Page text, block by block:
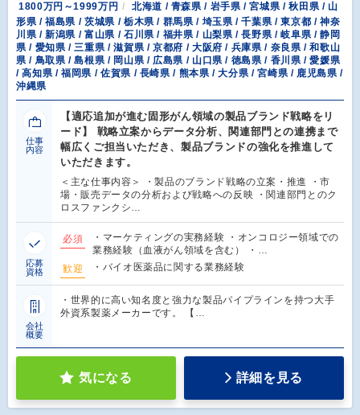
1800万円～1999万円
北海道 / 青森県 / 岩手県 / 宮城県 / 秋田県 / 山
形県 / 福島県 / 茨城県 / 栃木県 / 群馬県 / 埼玉県 / 千葉県 / 東京都 / 神奈
川県 / 新潟県 / 富山県 / 石川県 / 福井県 / 山梨県 / 長野県 / 岐阜県 / 静岡
県 / 愛知県 / 三重県 / 滋賀県 / 京都府 / 大阪府 / 兵庫県 / 奈良県 / 和歌山
県 / 鳥取県 / 島根県 / 岡山県 / 広島県 / 山口県 / 徳島県 / 香川県 / 愛媛県
/ 高知県 / 福岡県 / 佐賀県 / 長崎県 / 熊本県 / 大分県 / 宮崎県 / 鹿児島県 /
沖縄県
仕事
内容
【適応追加が進む固形がん領域の製品ブランド戦略をリ
ード】 戦略立案からデータ分析、関連部門との連携まで
幅広くご担当いただき、製品ブランドの強化を推進して
いただきます。
＜主な仕事内容＞ ・製品のブランド戦略の立案・推進 ・市
場・販売データの分析および戦略への反映 ・関連部門とのク
ロスファンクシ…
応募
資格
必須
・マーケティングの実務経験 ・オンコロジー領域での
業務経験（血液がん領域を含む） ・…
歓迎
・バイオ医薬品に関する業務経験
会社
概要
・世界的に高い知名度と強力な製品パイプラインを持つ大手
外資系製薬メーカーです。 【…
気になる 詳細を見る